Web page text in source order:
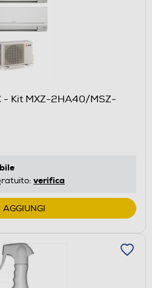
verifica
AGGIUNGI